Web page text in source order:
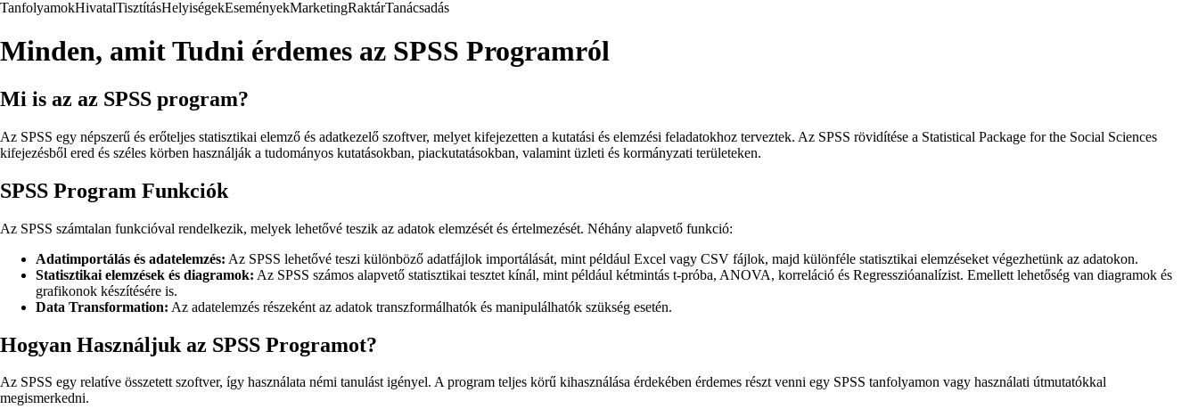
TanfolyamokHivatalTisztításHelyiségekEseményekMarketingRaktárTanácsadás
Minden, amit Tudni érdemes az SPSS Programról
Mi is az az SPSS program?
Az SPSS egy népszerű és erőteljes statisztikai elemző és adatkezelő szoftver, melyet kifejezetten a kutatási és elemzési feladatokhoz terveztek. Az SPSS rövidítése a Statistical Package for the Social Sciences
kifejezésből ered és széles körben használják a tudományos kutatásokban, piackutatásokban, valamint üzleti és kormányzati területeken.
SPSS Program Funkciók
Az SPSS számtalan funkcióval rendelkezik, melyek lehetővé teszik az adatok elemzését és értelmezését. Néhány alapvető funkció:
Adatimportálás és adatelemzés: Az SPSS lehetővé teszi különböző adatfájlok importálását, mint például Excel vagy CSV fájlok, majd különféle statisztikai elemzéseket végezhetünk az adatokon.
Statisztikai elemzések és diagramok: Az SPSS számos alapvető statisztikai tesztet kínál, mint például kétmintás t-próba, ANOVA, korreláció és Regresszióanalízist. Emellett lehetőség van diagramok és
grafikonok készítésére is.
Data Transformation: Az adatelemzés részeként az adatok transzformálhatók és manipulálhatók szükség esetén.
Hogyan Használjuk az SPSS Programot?
Az SPSS egy relatíve összetett szoftver, így használata némi tanulást igényel. A program teljes körű kihasználása érdekében érdemes részt venni egy SPSS tanfolyamon vagy használati útmutatókkal
megismerkedni.